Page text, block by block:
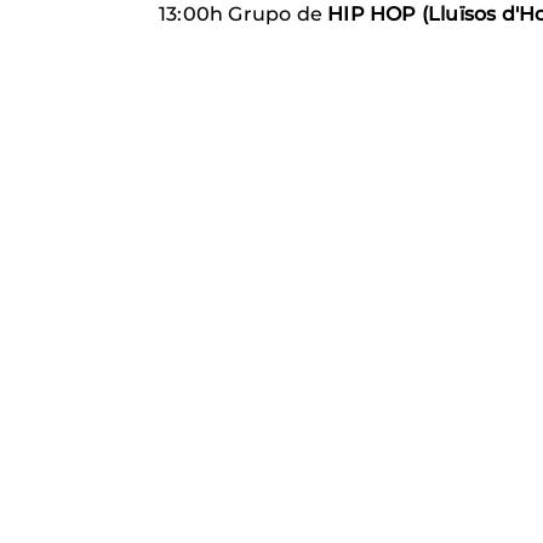
13:00h Grupo de HIP HOP (Lluïsos